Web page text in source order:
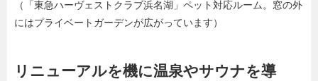
（「東急ハーヴェストクラブ浜名湖」ペット対応ルーム。窓の外
にはプライベートガーデンが広がっています）
リニューアルを機に温泉やサウナを導